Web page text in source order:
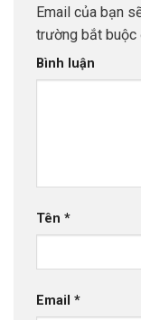
Email của bạn
trường bắt buộc
Bình luận
Tên *
Email *